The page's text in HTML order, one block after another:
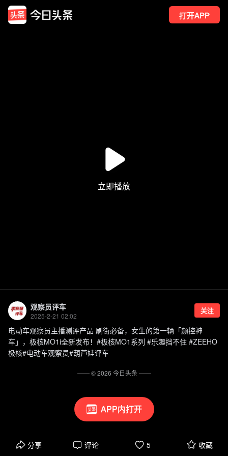
打开APP
APP内打开
观察员评车
2025-2-21 02:02
关注
电动车观察员主播测评产品 刷街必备，女生的第一辆「颜控神
车」，极核MO1i全新发布！#极核MO1系列 #乐趣挡不住 #ZEEHO
极核#电动车观察员#葫芦娃评车
分享 评论 5 收藏
—— ©2026 今日头条——